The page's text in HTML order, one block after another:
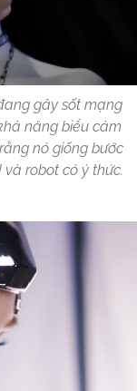
gây sốt mạng
năng biểu cảm
nó giống bước
robot có ý thức.